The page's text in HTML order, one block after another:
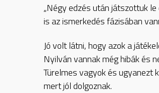
„Négy edzés után játszottuk
is az ismerkedés fázisában
Jó volt látni, hogy azok a
Nyilván vannak még hibák és
Türelmes vagyok és ugyanezt
mert jól dolgoznak.